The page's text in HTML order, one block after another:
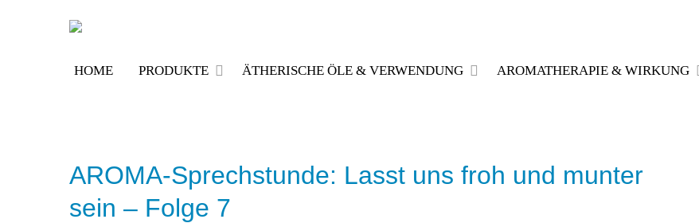
HOME PRODUKTE ÄTHERISCHE ÖLE & VERWENDUNG AROMATHERAPIE & WIRKUNG
AROMA-Sprechstunde: Lasst uns froh und munter
sein – Folge 7